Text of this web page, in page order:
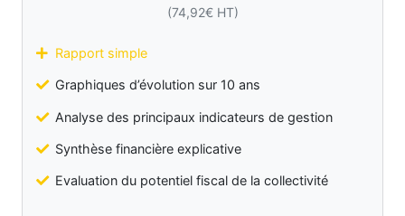
(74,92€ HT)
Rapport simple
Graphiques d’évolution sur 10 ans
Analyse des principaux indicateurs de gestion
Synthèse financière explicative
Evaluation du potentiel fiscal de la collectivité